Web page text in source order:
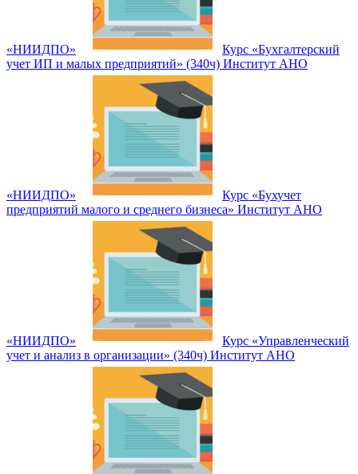
«НИИДПО»
Курс «Бухгалтерский
учет ИП и малых предприятий» (340ч) Институт АНО
«НИИДПО»
Курс «Бухучет
предприятий малого и среднего бизнеса» Институт АНО
«НИИДПО»
Курс «Управленческий
учет и анализ в организации» (340ч) Институт АНО